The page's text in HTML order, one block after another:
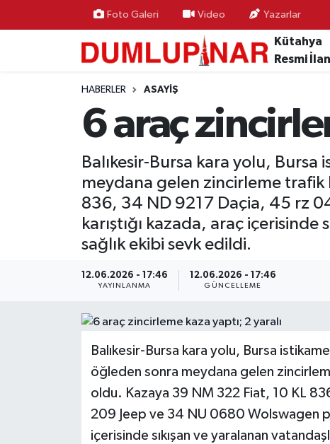
Foto Galeri Video Yazarlar
Kütahya
Resmi
HABERLER ASAYIŞ
6 araç
Balıkesir-Bursa kara yolu,
meydana gelen zincirleme trafik
836, 34 ND 9217 Daçia, 45 rz
karıştığı kazada, araç
sağlık ekibi sevk edildi.
12.06.2026 - 17:46
YAYINLANMA
12.06.2026 - 17:46
GÜNCELLEME
Balıkesir-Bursa kara yolu, Bursa
öğleden sonra meydana gelen
oldu. Kazaya 39 NM 322 Fiat, 10 KL
209 Jeep ve 34 NU 0680 Wolswagen
içerisinde sıkışan ve yaralanan
Ekonomi
Haber İlanlar
Kültür-Sanat
Kütahya Hava Durumu
Kütahya Trafik Yoğunluk Haritası
Süper Lig Puan Durumu ve Fikstür
Tüm Manşetler
Son Dakika Haberleri